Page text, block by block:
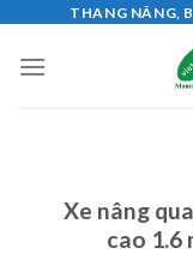
content
THANG NÂNG,
Xe nâng
cao 1.6